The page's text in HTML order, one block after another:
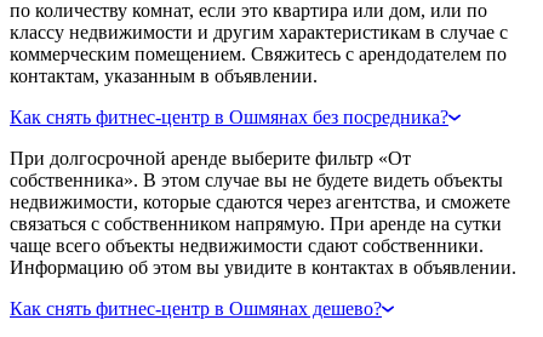
по количеству комнат, если это квартира или дом, или по
классу недвижимости и другим характеристикам в случае с
коммерческим помещением. Свяжитесь с арендодателем по
контактам, указанным в объявлении.
Как снять фитнес-центр в Ошмянах без посредника?
При долгосрочной аренде выберите фильтр «От
собственника». В этом случае вы не будете видеть объекты
недвижимости, которые сдаются через агентства, и сможете
связаться с собственником напрямую. При аренде на сутки
чаще всего объекты недвижимости сдают собственники.
Информацию об этом вы увидите в контактах в объявлении.
Как снять фитнес-центр в Ошмянах дешево?